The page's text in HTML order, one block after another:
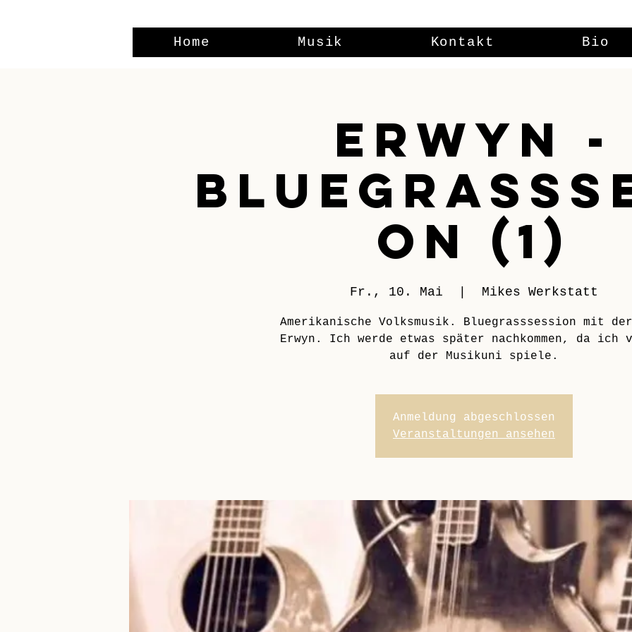
Home Musik Kontakt Bio
Erwyn -
on (1)
Fr., 10. Mai Mikes Werkstatt
Amerikanische Volksmusik. Bluegrasssession mit der
Erwyn. Ich werde etwas später nachkommen, da ich
auf der Musikuni spiele.
Anmeldung abgeschlossen
Veranstaltungen ansehen